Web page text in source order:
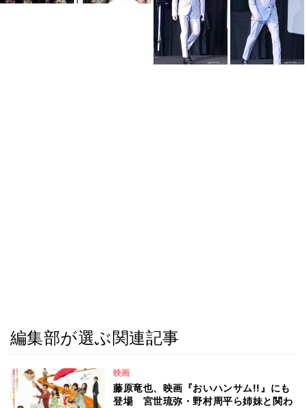
編集部が選ぶ関連記事
映画
藤原竜也、映画『おいハンサム!!』にも
登場 宮世琉弥・野村周平ら姉妹と関わ